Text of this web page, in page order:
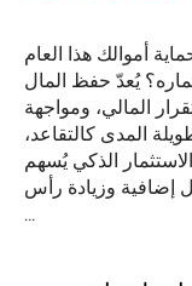
أموالك هذا العام
يُعدّ حفظ المال
المالي، ومواجهة
المدى كالتقاعد،
الذكي يُسهم
إضافية وزيادة رأس
…